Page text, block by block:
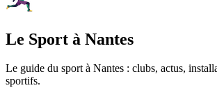
Le Sport à Nantes
Le guide du sport à Nantes : clubs, actus,
sportifs.